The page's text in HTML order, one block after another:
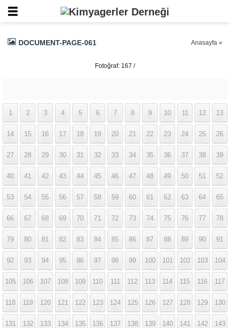
DOCUMENT-PAGE-061 Anasayfa »
Fotoğraf: 167 /
1 2 3 4 5 6 7 8 9 10 11 12 13
14 15 16 17 18 19 20 21 22 23 24 25 26
27 28 29 30 31 32 33 34 35 36 37 38 39
40 41 42 43 44 45 46 47 48 49 50 51 52
53 54 55 56 57 58 59 60 61 62 63 64 65
66 67 68 69 70 71 72 73 74 75 76 77 78
79 80 81 82 83 84 85 86 87 88 89 90 91
92 93 94 95 96 97 98 99 100 101 102 103 104
105 106 107 108 109 110 111 112 113 114 115 116 117
118 119 120 121 122 123 124 125 126 127 128 129 130
131 132 133 134 135 136 137 138 139 140 141 142 143